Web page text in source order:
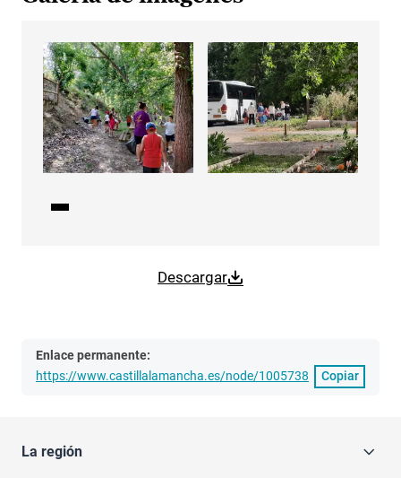
Descargar
Enlace permanente:
https://www.castillalamancha.es/node/1005738
Copiar
La región